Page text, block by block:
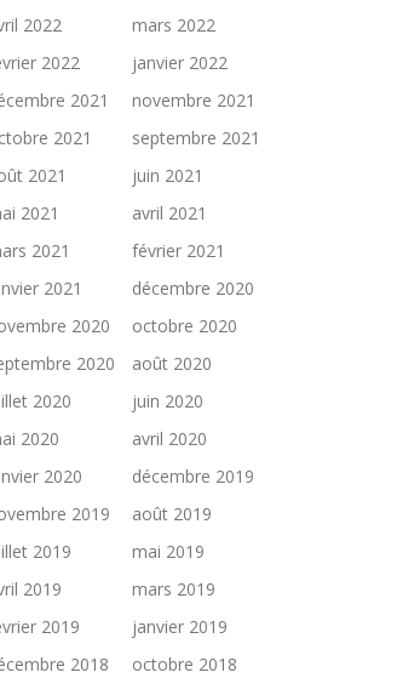
2022
mars 2022
2022
janvier 2022
2021
novembre 2021
2021
septembre 2021
2021
juin 2021
2021
avril 2021
2021
février 2021
2021
décembre 2020
2020
octobre 2020
2020
août 2020
2020
juin 2020
2020
avril 2020
2020
décembre 2019
2019
août 2019
2019
mai 2019
2019
mars 2019
2019
janvier 2019
2018
octobre 2018